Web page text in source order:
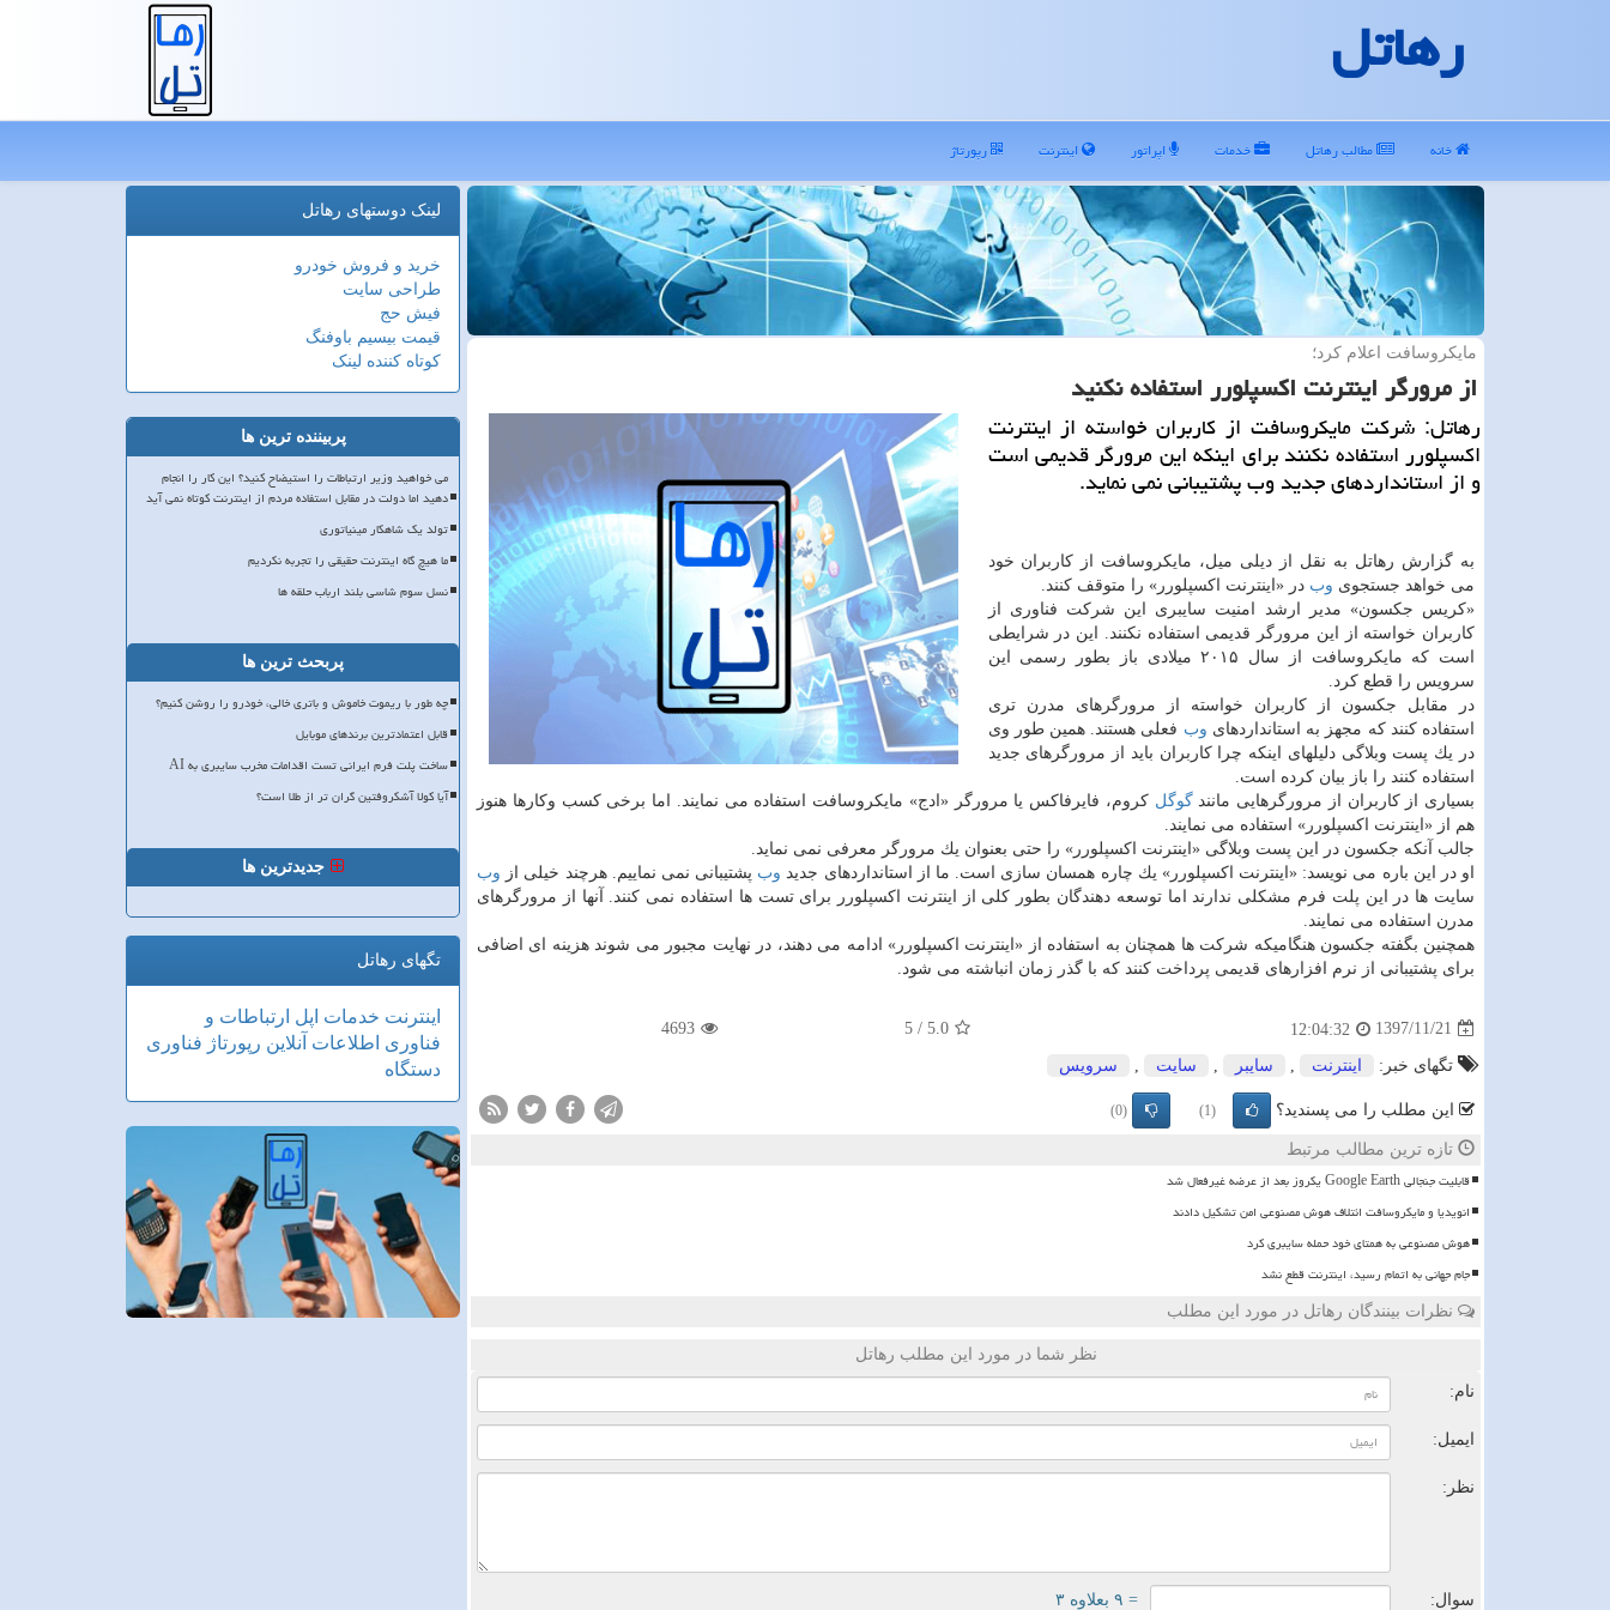
رهاتل
خانه مطالب رهاتل خدمات اپراتور اینترنت رپورتاژ
مایكروسافت اعلام كرد؛
از مرورگر اینترنت اكسپلورر استفاده نكنید
رهاتل: شركت مایكروسافت از كاربران خواسته از اینترنت
اكسپلورر استفاده نكنند برای اینكه این مرورگر قدیمی است
و از استانداردهای جدید وب پشتیبانی نمی نماید.
به گزارش رهاتل به نقل از دیلی میل، مایكروسافت از كاربران خود
می خواهد جستجوی وب در «اینترنت اكسپلورر» را متوقف كنند.
«كریس جكسون» مدیر ارشد امنیت سایبری این شركت فناوری از
كاربران خواسته از این مرورگر قدیمی استفاده نكنند. این در شرایطی
است كه مایكروسافت از سال ۲۰۱۵ میلادی باز بطور رسمی این
سرویس را قطع كرد.
در مقابل جكسون از كاربران خواسته از مرورگرهای مدرن تری
استفاده كنند كه مجهز به استانداردهای وب فعلی هستند. همین طور وی
در یك پست وبلاگی دلیلهای اینكه چرا كاربران باید از مرورگرهای جدید
استفاده كنند را باز بیان كرده است.
بسیاری از كاربران از مرورگرهایی مانندگوگل كروم، فایرفاكس یا مرورگر «ادج» مایكروسافت استفاده می نمایند. اما برخی كسب وكارها هنوز
هم از «اینترنت اكسپلورر» استفاده می نمایند.
جالب آنكه جكسون در این پست وبلاگی «اینترنت اكسپلورر» را حتی بعنوان یك مرورگر معرفی نمی نماید.
او در این باره می نویسد: «اینترنت اكسپلورر» یك چاره همسان سازی است. ما از استانداردهای جدید وب پشتیبانی نمی نماییم. هرچند خیلی از وب
سایت ها در این پلت فرم مشكلی ندارند اما توسعه دهندگان بطور كلی از اینترنت اكسپلورر برای تست ها استفاده نمی كنند. آنها از مرورگرهای
مدرن استفاده می نمایند.
همچنین بگفته جكسون هنگامیكه شركت ها همچنان به استفاده از «اینترنت اكسپلورر» ادامه می دهند، در نهایت مجبور می شوند هزینه ای اضافی
برای پشتیبانی از نرم افزارهای قدیمی پرداخت كنند كه با گذر زمان انباشته می شود.
1397/11/21
12:04:32
5.0
/
5
4693
تگهای خبر: اینترنت سایبر سایت سرویس
این مطلب را می پسندید؟ (1)
(0)
تازه ترین مطالب مرتبط
قابلیت جنجالی Google Earth یکروز بعد از عرضه غیرفعال شد
انویدیا و مایکروسافت ائتلاف هوش مصنوعی امن تشکیل دادند
هوش مصنوعی به همتای خود حمله سایبری کرد
️جام جهانی به اتمام رسید، اینترنت قطع نشد
نظرات بینندگان رهاتل در مورد این مطلب
نظر شما در مورد این مطلب رهاتل
نام:
ایمیل:
نظر:
سوال: = ۹ بعلاوه ۳
لینک دوستهای رهاتل
خرید و فروش خودرو
طراحی سایت
فیش حج
قیمت بیسیم باوفنگ
کوتاه کننده لینک
پربیننده ترین ها
می خواهید وزیر ارتباطات را استیضاح کنید؟ این کار را انجام
دهید اما دولت در مقابل استفاده مردم از اینترنت کوتاه نمی آید
تولد یک شاهکار مینیاتوری
ما هیچ گاه اینترنت حقیقی را تجربه نکردیم
نسل سوم شاسی بلند ارباب حلقه ها
پربحث ترین ها
چه طور با ریموت خاموش و باتری خالی، خودرو را روشن کنیم؟
قابل اعتمادترین برندهای موبایل
ساخت پلت فرم ایرانی تست اقدامات مخرب سایبری به AI
آیا کولا آشکروفتین گران تر از طلا است؟
جدیدترین ها
تگهای رهاتل
اینترنت خدمات اپل ارتباطات و
فناوری اطلاعات آنلاین رپورتاژ فناوری
دستگاه